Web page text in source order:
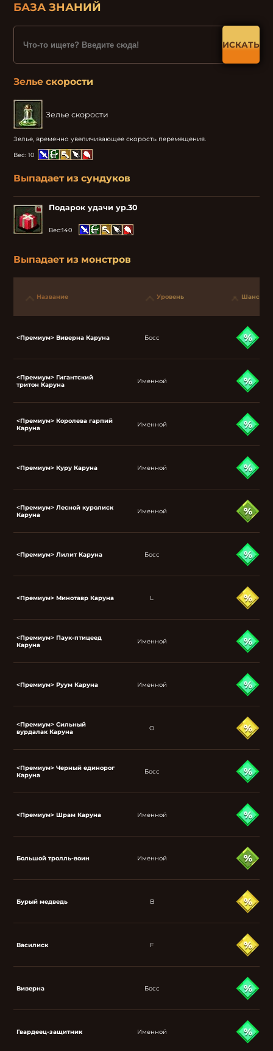
БАЗА ЗНАНИЙ
ИСКАТЬ
Зелье скорости
Зелье скорости
Зелье, временно увеличивающее скорость перемещения.
Вес:10
Выпадает из сундуков
Подарок удачи ур.30
Вес:140
Выпадает из монстров
Название Уровень Шанс
<Премиум> Виверна Каруна Босс
<Премиум> Гигантский
тритон Каруна
Именной
<Премиум> Королева гарпий
Каруна
Именной
<Премиум> Куру Каруна Именной
<Премиум> Лесной куролиск
Каруна
Именной
<Премиум> Лилит Каруна Босс
<Премиум> Минотавр Каруна L
<Премиум> Паук-птицеед
Каруна
Именной
<Премиум> Руум Каруна Именной
<Премиум> Сильный
вурдалак Каруна
O
<Премиум> Черный единорог
Каруна
Босс
<Премиум> Шрам Каруна Именной
Большой тролль-воин Именной
Бурый медведь B
Василиск F
Виверна Босс
Гвардеец-защитник Именной